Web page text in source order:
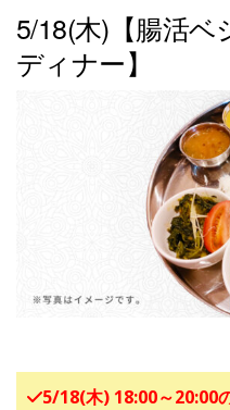
レッスン イベント
5/18(木)【腸活
ディナー】
5/18(木) 18:00～20:00